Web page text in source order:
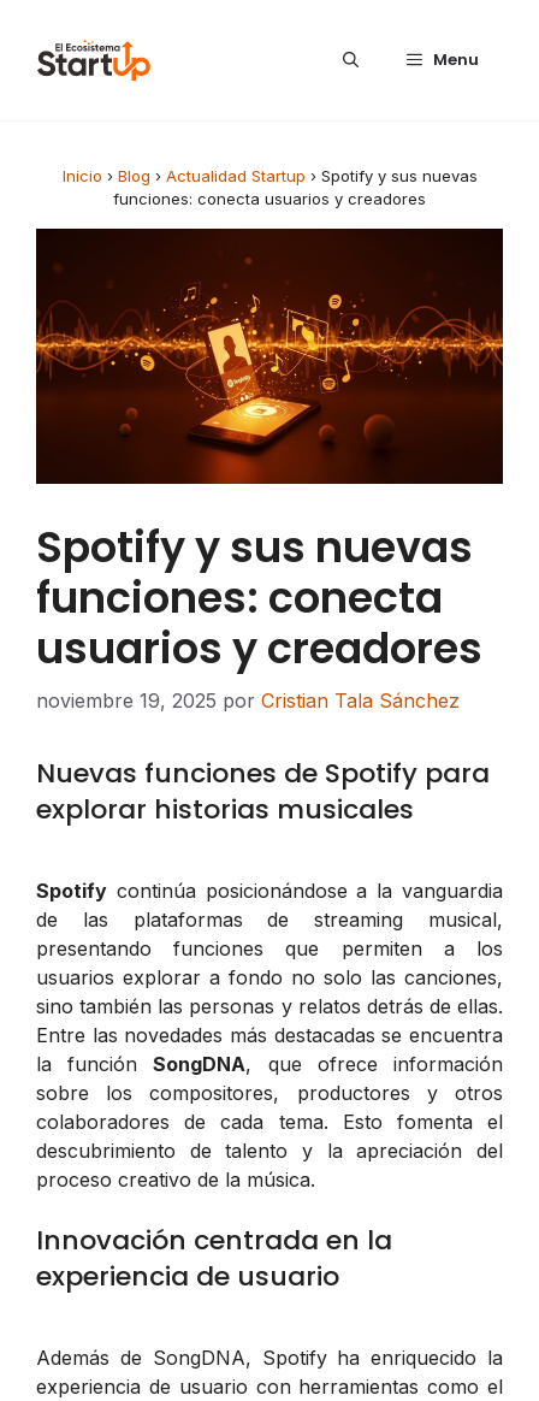
Menu
Inicio › Blog › Actualidad Startup › Spotify y sus nuevas
funciones: conecta usuarios y creadores
Spotify y sus nuevas
funciones: conecta
usuarios y creadores
noviembre 19, 2025 por Cristian Tala Sánchez
Nuevas funciones de Spotify para
explorar historias musicales
Spotify continúa posicionándose a la vanguardia
de las plataformas de streaming musical,
presentando funciones que permiten a los
usuarios explorar a fondo no solo las canciones,
sino también las personas y relatos detrás de ellas.
Entre las novedades más destacadas se encuentra
la funciónSongDNA, que ofrece información
sobre los compositores, productores y otros
colaboradores de cada tema. Esto fomenta el
descubrimiento de talento y la apreciación del
proceso creativo de la música.
Innovación centrada en la
experiencia de usuario
Además de SongDNA, Spotify ha enriquecido la
experiencia de usuario con herramientas como el